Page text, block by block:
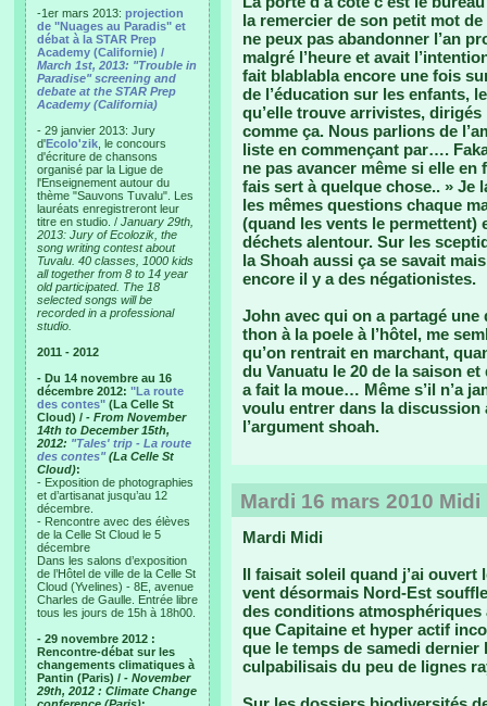
-1er mars 2013: projection
de "Nuages au Paradis" et
débat à la STAR Prep
Academy (Californie) /
March 1st, 2013: "Trouble in
Paradise" screening and
debate at the STAR Prep
Academy (California)
- 29 janvier 2013: Jury
d'Ecolo'zik , le concours
d'écriture de chansons
organisé par la Ligue de
l'Enseignement autour du
thème "Sauvons Tuvalu". Les
lauréats enregistreront leur
titre en studio. / January 29th,
2013: Jury of Ecolozik, the
song writing contest about
Tuvalu. 40 classes, 1000 kids
all together from 8 to 14 year
old participated. The 18
selected songs will be
recorded in a professional
studio.
2011 - 2012
- Du 14 novembre au 16
décembre 2012: "La route
des contes" (La Celle St
Cloud) / - From November
14th to December 15th,
2012: "Tales' trip - La route
des contes"(La Celle St
Cloud):
- Exposition de photographies
et d’artisanat jusqu’au 12
décembre.
- Rencontre avec des élèves
de la Celle St Cloud le 5
décembre
Dans les salons d’exposition
de l’Hôtel de ville de la Celle St
Cloud (Yvelines) - 8E, avenue
Charles de Gaulle. Entrée libre
tous les jours de 15h à 18h00.
- 29 novembre 2012 :
Rencontre-débat sur les
changements climatiques à
Pantin (Paris) / - November
29th, 2012 : Climate Change
la remercier de son petit mot
ne peux pas abandonner l’an
malgré l’heure et avait
fait blablabla encore une fois
de l’éducation sur les enfants,
qu’elle trouve arrivistes,
comme ça. Nous parlions de
liste en commençant par….
ne pas avancer même si elle en
fais sert à quelque chose.. » Je
les mêmes questions chaque
(quand les vents le permettent)
déchets alentour. Sur les
la Shoah aussi ça se savait
encore il y a des négationistes.
John avec qui on a partagé
thon à la poele à l’hôtel, me
qu’on rentrait en marchant,
du Vanuatu le 20 de la saison
a fait la moue… Même s’il n’a
voulu entrer dans la
l’argument shoah.
Mardi 16 mars 2010 Midi
Mardi Midi
Il faisait soleil quand j’ai ouvert
vent désormais Nord-Est
des conditions
que Capitaine et hyper actif
que le temps de samedi
culpabilisais du peu de lignes